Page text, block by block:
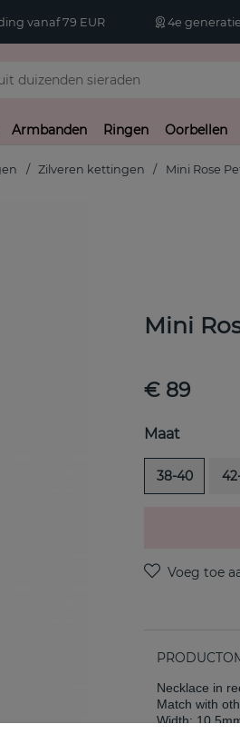
vanaf 79 EUR 4e
Armbanden Ringen Oorbellen
Zilveren kettingen Mini Rose
Mini
€ 89
Maat
38-40
Necklace in
Match with
Width: